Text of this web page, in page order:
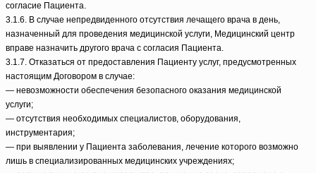
согласие Пациента.
3.1.6. В случае непредвиденного отсутствия лечащего врача в день,
назначенный для проведения медицинской услуги, Медицинский центр
вправе назначить другого врача с согласия Пациента.
3.1.7. Отказаться от предоставления Пациенту услуг, предусмотренных
настоящим Договором в случае:
— невозможности обеспечения безопасного оказания медицинской
услуги;
— отсутствия необходимых специалистов, оборудования,
инструментария;
— при выявлении у Пациента заболевания, лечение которого возможно
лишь в специализированных медицинских учреждениях;